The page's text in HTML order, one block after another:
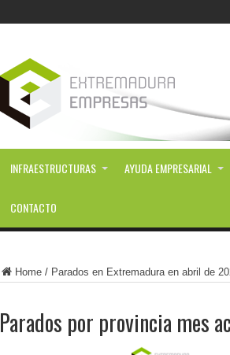
INFRAESTRUCTURAS AYUDA EMPRESARIAL
CONTACTO
Home/ Parados en Extremadura en abril de
Parados por provincia mes